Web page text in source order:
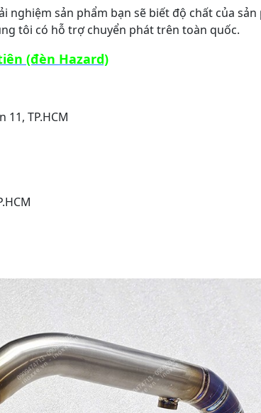
nghiệm sản phẩm bạn sẽ biết độ chất của
tôi có hỗ trợ chuyển phát trên toàn quốc.
(đèn Hazard)
11, TP.HCM